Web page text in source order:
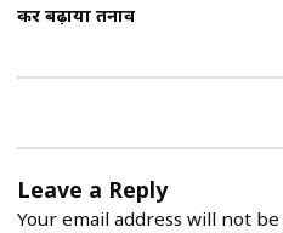
कर बढ़ाया तनाव
Leave a Reply
Your email address will not